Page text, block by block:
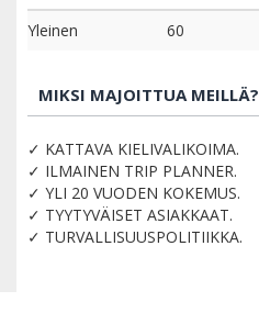
Yleinen
60
MIKSI MAJOITTUA MEILLÄ?
✓ KATTAVA KIELIVALIKOIMA.
✓ ILMAINEN TRIP PLANNER.
✓ YLI 20 VUODEN KOKEMUS.
✓ TYYTYVÄISET ASIAKKAAT.
✓ TURVALLISUUSPOLITIIKKA.